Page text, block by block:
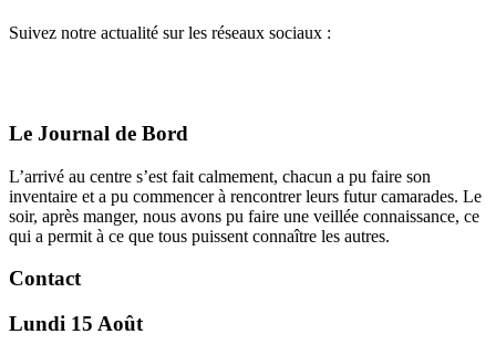
Suivez notre actualité sur les réseaux sociaux :
Le Journal de Bord
L’arrivé au centre s’est fait calmement, chacun a pu faire son
inventaire et a pu commencer à rencontrer leurs futur camarades. Le
soir, après manger, nous avons pu faire une veillée connaissance, ce
qui a permit à ce que tous puissent connaître les autres.
Contact
Lundi 15 Août